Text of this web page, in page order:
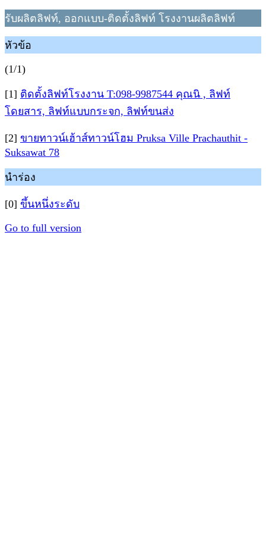
รับผลิตลิฟท์, ออกแบบ-ติดตั้งลิฟท์ โรงงานผลิตลิฟท์
หัวข้อ
(1/1)
[1] ติดตั้งลิฟท์โรงงาน T:098-9987544 คุณนิ , ลิฟท์
โดยสาร, ลิฟท์แบบกระจก, ลิฟท์ขนส่ง
[2] ขายทาวน์เฮ้าส์ทาวน์โฮม Pruksa Ville Prachauthit -
Suksawat 78
นำร่อง
[0] ขึ้นหนึ่งระดับ
Go to full version